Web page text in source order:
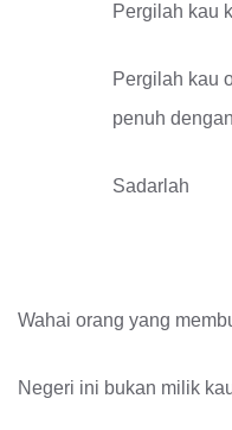
Pergilah kau
Pergilah kau
penuh
Sadarlah
Wahai orang yang
Negeri ini bukan milik